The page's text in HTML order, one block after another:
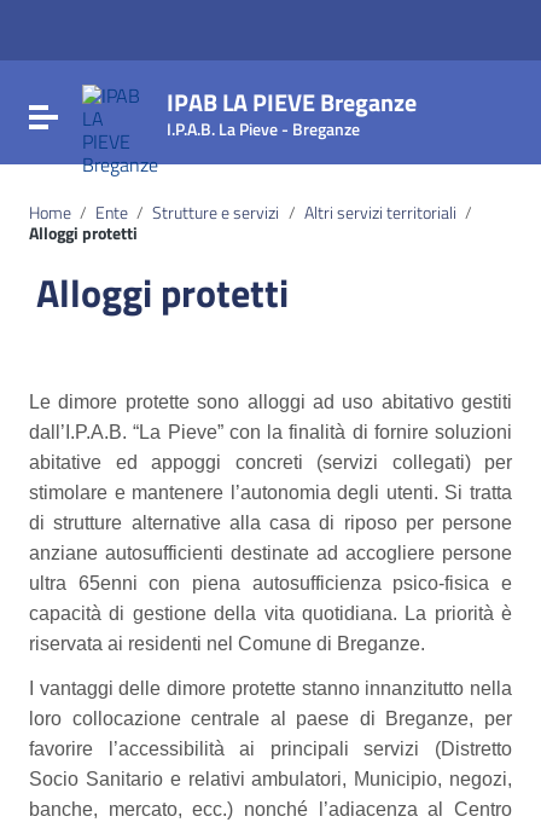
Vai al footer
Attiva / disattiva la navigazione
IPAB LA PIEVE Breganze
I.P.A.B. La Pieve - Breganze
Home / Ente / Strutture e servizi / Altri servizi territoriali /
Alloggi protetti
Alloggi protetti
Le dimore protette sono alloggi ad uso abitativo gestiti
dall’I.P.A.B. “La Pieve” con la finalità di fornire soluzioni
abitative ed appoggi concreti (servizi collegati) per
stimolare e mantenere l’autonomia degli utenti. Si tratta
di strutture alternative alla casa di riposo per persone
anziane autosufficienti destinate ad accogliere persone
ultra 65enni con piena autosufficienza psico-fisica e
capacità di gestione della vita quotidiana. La priorità è
riservata ai residenti nel Comune di Breganze.
I vantaggi delle dimore protette stanno innanzitutto nella
loro collocazione centrale al paese di Breganze, per
favorire l’accessibilità ai principali servizi (Distretto
Socio Sanitario e relativi ambulatori, Municipio, negozi,
banche, mercato, ecc.) nonché l’adiacenza al Centro